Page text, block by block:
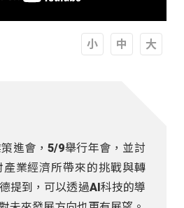
進會，5/9舉行年會，並討
業經濟所帶來的挑戰與轉
提到，可以透過AI科技的導